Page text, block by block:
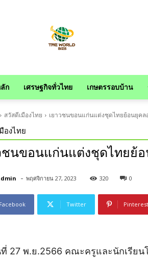
ก เศรษฐกิจทั่วไทย เกษตรรอบบ้าน
สวัสดีเมืองไทย เยาวชนขอนแก่นแต่งชุดไทยย้อนยุคล
องไทย
ชนขอนแก่นแต่งชุดไทยย้
- พฤศจิกายน 27, 2023 320 0
Facebook Twitter Pinterest
ที่ 27 พ.ย.2566 คณะครูและนักเรียน